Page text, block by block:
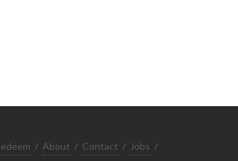
/ About / Contact / Jobs /